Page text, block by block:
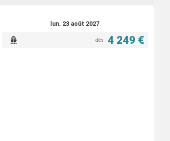
lun. 23 août 2027
dès 4 249 €